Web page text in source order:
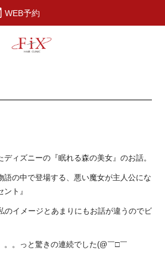
WEB予約
ィズニーの『眠れる森の美女』のお話。
語の中で登場する、悪い魔女が主人公にな
ト』
のイメージとあまりにもお話が違うのでビ
。。っと驚きの連続でした(@￣□￣